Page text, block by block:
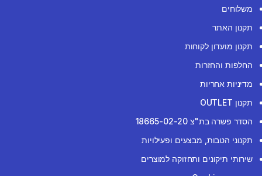
משלוחים
תקנון האתר
תקנון מועדון לקוחות
החלפות והחזרות
מדיניות אחריות
תקנון OUTLET
הסדר פשרה בת"צ 18665-02-20
תקנוני הטבות, מבצעים ופעילויות
שירותי תיקונים ותחזוקה למוצרים